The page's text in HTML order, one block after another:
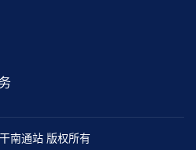
南通站 版权所有